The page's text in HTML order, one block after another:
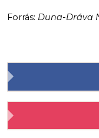
Forrás: Duna-Dráva